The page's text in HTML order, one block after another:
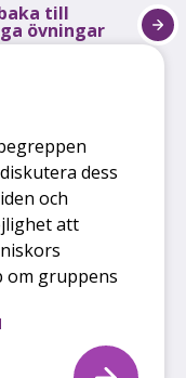
till
övningar
dess
och
att
om gruppens